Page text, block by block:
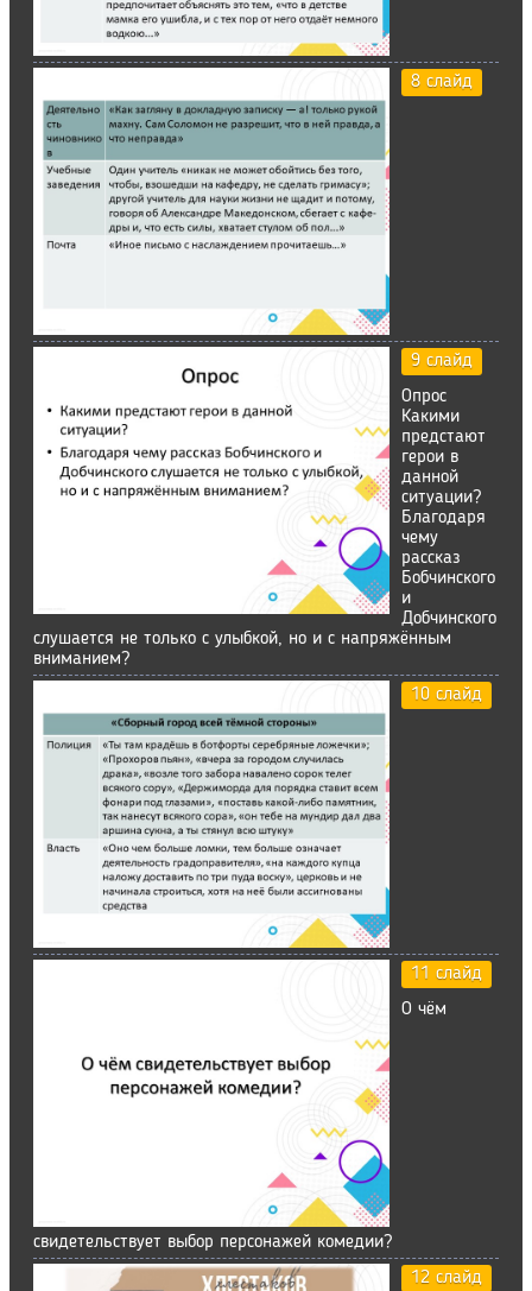
8 слайд
9 слайд
Опрос
Какими
предстают
герои в
данной
ситуации?
Благодаря
чему
рассказ
Бобчинского
и
Добчинского
слушается не только с улыбкой, но и с напряжённым
вниманием?
10 слайд
11 слайд
О чём
свидетельствует выбор персонажей комедии?
12 слайд